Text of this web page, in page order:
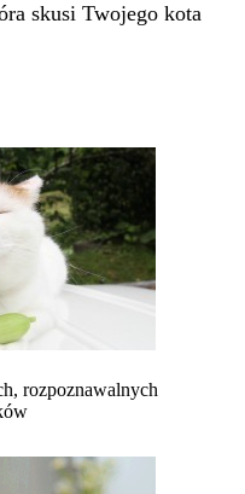
skusi Twojego kota
rozpoznawalnych